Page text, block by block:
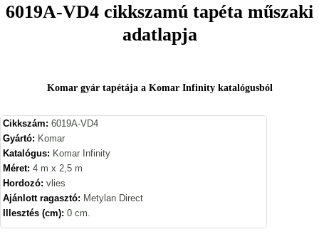
6019A-VD4 cikkszamú tapéta műszaki
adatlapja
Komar gyár tapétája a Komar Infinity katalógusból
Cikkszám: 6019A-VD4
Gyártó: Komar
Katalógus: Komar Infinity
Méret: 4 m x 2,5 m
Hordozó: vlies
Ajánlott ragasztó: Metylan Direct
Illesztés (cm): 0 cm.